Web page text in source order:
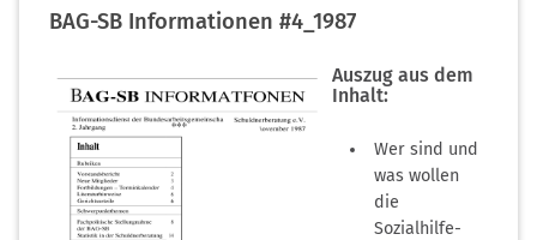
BAG-SB Informationen #4_1987(PDF-
Auszug aus dem
Inhalt:
Wer sind und
was wollen
die
Sozialhilfe-